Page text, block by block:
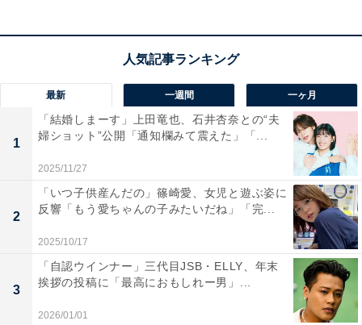
最新 一週間 一ヶ月
1
「結婚しまーす」上田竜也、石井杏奈との“夫
婦ショット”公開「通知欄みて震えた」「...
2025/11/27
2
「いつ子供産んだの」篠崎愛、女児と遊ぶ姿に
反響「もう愛ちゃんの子みたいだね」「完...
2025/10/17
3
「自認ウインナー」三代目JSB・ELLY、年末
挨拶の投稿に「最高におもしれー男」...
2026/01/01